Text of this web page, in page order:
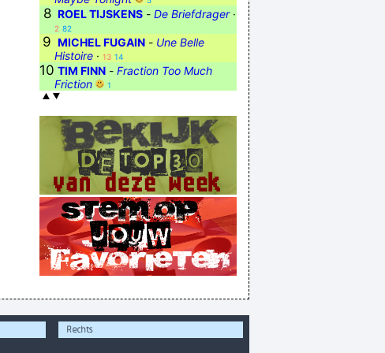
8 ROEL TIJSKENS - De Briefdrager·
2 82
9 MICHEL FUGAIN - Une Belle
Histoire · 13 14
10 TIM FINN - Fraction Too Much
Friction
1
Rechts